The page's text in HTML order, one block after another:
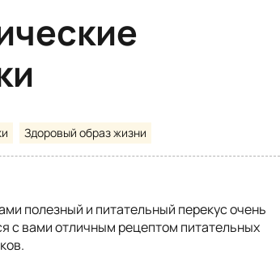
Здоровый образ жизни
полезный и питательный перекус очень
с вами отличным рецептом питательных